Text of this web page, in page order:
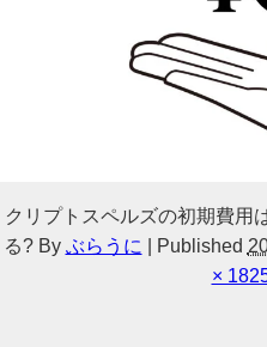
クリプトスペルズの初期費用
る? By ぶらうに Published
×